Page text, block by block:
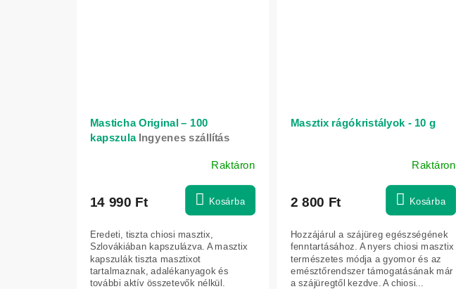
Masticha Original – 100
kapszula Ingyenes szállítás
átlagos
ből
5,0
csillag.
Raktáron
14 990 Ft Kosárba
Eredeti, tiszta chiosi masztix,
Szlovákiában kapszulázva. A masztix
kapszulák tiszta masztixot
tartalmaznak, adalékanyagok és
további aktív összetevők nélkül.
Masztix rágókristályok - 10 g
Raktáron
2 800 Ft Kosárba
Hozzájárul a szájüreg egészségének
fenntartásához. A nyers chiosi masztix
természetes módja a gyomor és az
emésztőrendszer támogatásának már
a szájüregtől kezdve. A chiosi...